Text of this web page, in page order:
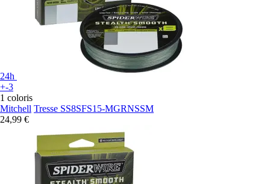
24h
+-3
1 coloris
Mitchell Tresse SS8SFS15-MGRNSSM
24,99 €